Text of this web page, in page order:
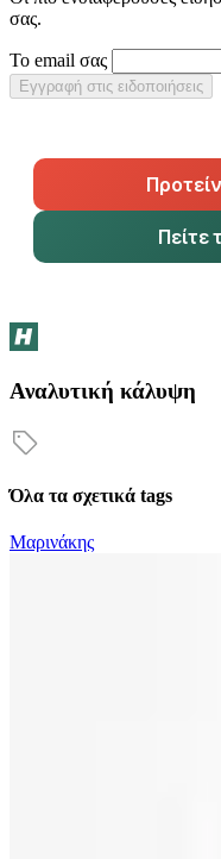
σας.
Το email σας
Εγγραφή στις ειδοποιήσεις
Πείτε
Αναλυτική κάλυψη
Όλα τα σχετικά tags
Μαρινάκης